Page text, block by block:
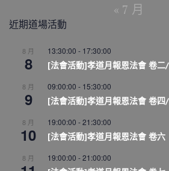
« 7 月
近期道場活動
8 月
8
13:30:00 - 17:30:00
[法會活動]孝道月報恩法會 卷二
8 月
9
09:00:00 - 15:30:00
[法會活動]孝道月報恩法會 卷
8 月
10
19:00:00 -21:30:00
[法會活動]孝道月報恩法會 卷六
8 月 19:00:00 -21:00:00